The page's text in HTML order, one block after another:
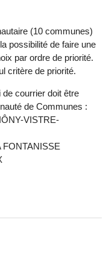
(10 communes)
possibilité de faire une
par ordre de priorité.
critère de priorité.
courrier doit être
de Communes :
VISTRE-
FONTANISSE